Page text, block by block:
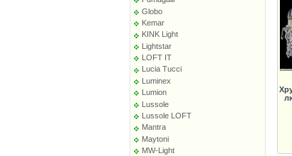
Globo
Kemar
KINK Light
Lightstar
LOFT IT
Lucia Tucci
Luminex
Lumion
Lussole
Lussole LOFT
Mantra
Maytoni
MW-Light